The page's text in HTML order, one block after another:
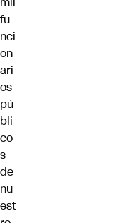
fu
nci
on
ari
os
pú
bli
co
s
de
nu
est